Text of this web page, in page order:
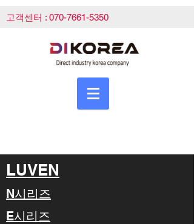
고객센터 : 070-7661-5350
LUVEN
N시리즈
E시리즈